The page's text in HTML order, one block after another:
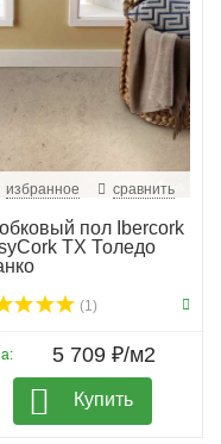
избранное сравнить
пол Ibercork
TX Толедо
(1)
5 709 ₽/м2
Купить